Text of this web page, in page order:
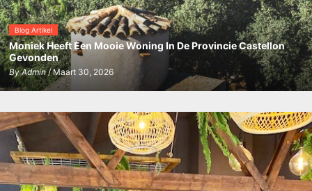
Blog Artikel
Moniek Heeft Een Mooie Woning In De Provincie Castellon
Gevonden
ByAdmin/ Maart 30, 2026